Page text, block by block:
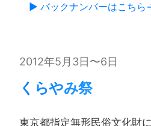
▶ バックナンバーはこちら
2012年5月3日〜6日
くらやみ祭
東京都指定無形民俗文化財